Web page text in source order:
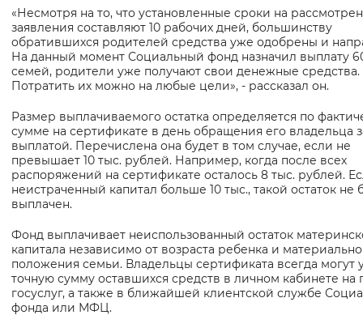
Воспроизвести Остановить
Вернуть стандартные настройки
«Несмотря на то, что установленные сроки на
заявления составляют 10 рабочих дней, большинству
обратившихся родителей средства уже одобрены и
На данный момент Социальный фонд назначил выплату
семей, родители уже получают свои денежные средства.
Потратить их можно на любые цели», - рассказал он.
Размер выплачиваемого остатка определяется по
сумме на сертификате в день обращения его владельца
выплатой. Перечислена она будет в том случае, если не
превышает 10 тыс. рублей. Например, когда после всех
распоряжений на сертификате осталось 8 тыс. рублей.
неистраченный капитал больше 10 тыс., такой остаток не
выплачен.
Фонд выплачивает неиспользованный остаток
капитала независимо от возраста ребенка и
положения семьи. Владельцы сертификата всегда могут
точную сумму оставшихся средств в личном кабинете на
госуслуг, а также в ближайшей клиентской службе
фонда или МФЦ.